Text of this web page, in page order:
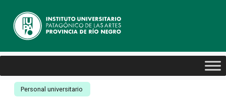
Personal universitario